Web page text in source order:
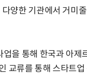
양한 기관에서 거미
을 통해 한국과 아제
교류를 통해 스타트